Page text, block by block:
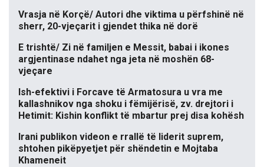
Vrasja në Korçë/ Autori dhe viktima u përfshinë në
sherr, 20-vjeçarit i gjendet thika në dorë
E trishtë/ Zi në familjen e Messit, babai i ikones
argjentinase ndahet nga jeta në moshën 68-
vjeçare
Ish-efektivi i Forcave të Armatosura u vra me
kallashnikov nga shoku i fëmijërisë, zv. drejtori i
Hetimit: Kishin konflikt të mbartur prej disa kohësh
Irani publikon videon e rrallë të liderit suprem,
shtohen pikëpyetjet për shëndetin e Mojtaba
Khameneit